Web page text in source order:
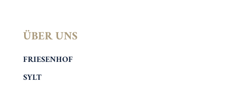
ÜBER UNS
FRIESENHOF
SYLT